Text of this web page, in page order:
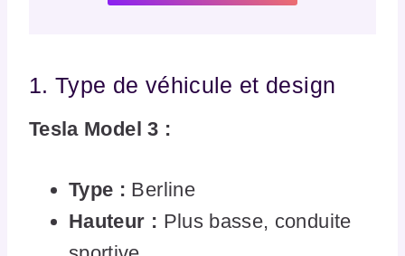
1. Type de véhicule et design
Tesla Model 3 :
Type : Berline
Hauteur : Plus basse, conduite